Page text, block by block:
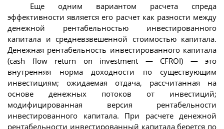
Еще одним вариантом расчета спреда
эффективности является его расчет как разности между
денежной рентабельностью инвестированного
капитала и средневзвешенной стоимостью капитала.
Денежная рентабельность инвестированного капитала
(cash flow return on investment — CFROI) — это
внутренняя норма доходности по существующим
инвестициям; ожидаемая отдача, рассчитанная на
основе денежных потоков от инвестиций;
модифицированная версия рентабельности
инвестированного капитала. При расчете денежной
рентабельности инвестированный капитала берется по